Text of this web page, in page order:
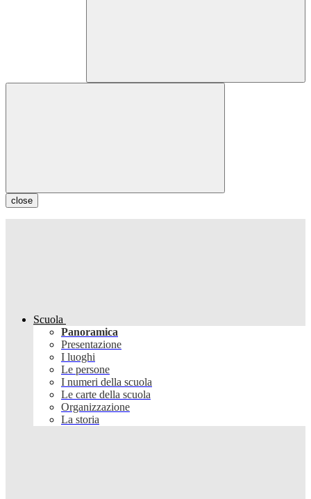
close
Scuola
Panoramica
Presentazione
I luoghi
Le persone
I numeri della scuola
Le carte della scuola
Organizzazione
La storia